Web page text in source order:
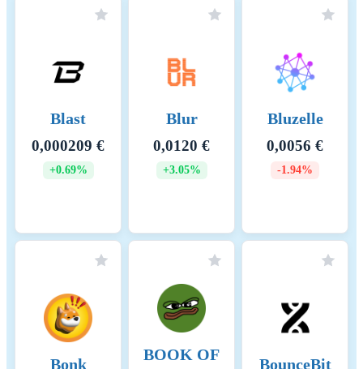
Blast
0,000209 €
+0.69%
Blur
0,0120 €
+3.05%
Bluzelle
0,0056 €
-1.94%
Bonk
BOOK OF
BounceBit